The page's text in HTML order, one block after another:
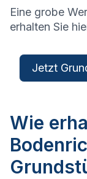
Eine grobe
erhalten Sie
Jetzt
Wie